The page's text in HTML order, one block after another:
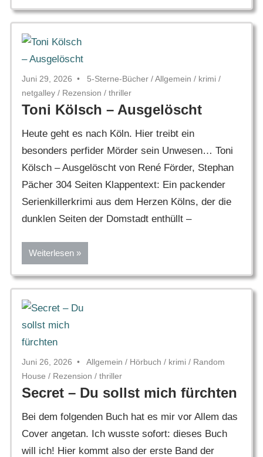
Juni 29, 2026 5-Sterne-Bücher /Allgemein / krimi /
netgalley / Rezension / thriller
Toni Kölsch – Ausgelöscht
Heute geht es nach Köln. Hier treibt ein
besonders perfider Mörder sein Unwesen… Toni
Kölsch – Ausgelöscht von René Förder, Stephan
Pächer 304 Seiten Klappentext: Ein packender
Serienkillerkrimi aus dem Herzen Kölns, der die
dunklen Seiten der Domstadt enthüllt –
Weiterlesen
Juni 26, 2026 Allgemein / Hörbuch / krimi / Random
House / Rezension / thriller
Secret – Du sollst mich fürchten
Bei dem folgenden Buch hat es mir vor Allem das
Cover angetan. Ich wusste sofort: dieses Buch
will ich! Hier kommt also der erste Band der